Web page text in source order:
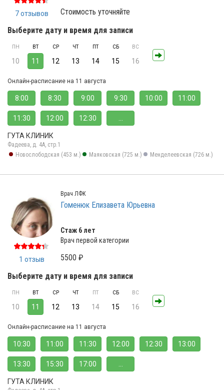
7 отзывов
Стоимость уточняйте
Выберите дату и время для записи
ПН
10
ВТ
11
СР
12
ЧТ
13
ПТ
14
СБ
15
ВС
16
Онлайн-расписание на 11 августа
8:00 8:30 9:00 9:30 10:00 11:00
11:30 12:00 12:30
ГУТА КЛИНИК
Фадеева, д. 4А, стр.1
Новослободская (453 м.)
Маяковская (725 м.) Менделеевская (726 м.)
1 отзыв
Врач ЛФК
Гоменюк Елизавета Юрьевна
Стаж 6 лет
Врач первой категории
5500 ₽
Выберите дату и время для записи
ПН
10
ВТ
11
СР
12
ЧТ
13
ПТ
14
СБ
15
ВС
16
Онлайн-расписание на 11 августа
10:30 11:00 11:30 12:00 12:30 13:00
13:30 15:30 17:00
ГУТА КЛИНИК